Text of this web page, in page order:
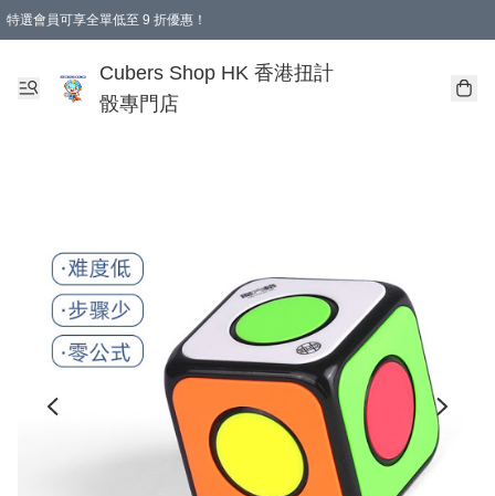
特選會員可享全單低至 9 折優惠！
購物滿 HKD 250.00 即減 HKD 28.00 運費！（適用於 本地送貨、本地取貨 )
Cubers Shop HK 香港扭計
骰專門店